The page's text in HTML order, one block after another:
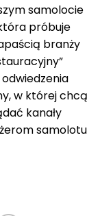
samolocie
próbuje
branży
w której chcą
kanały
samolotu